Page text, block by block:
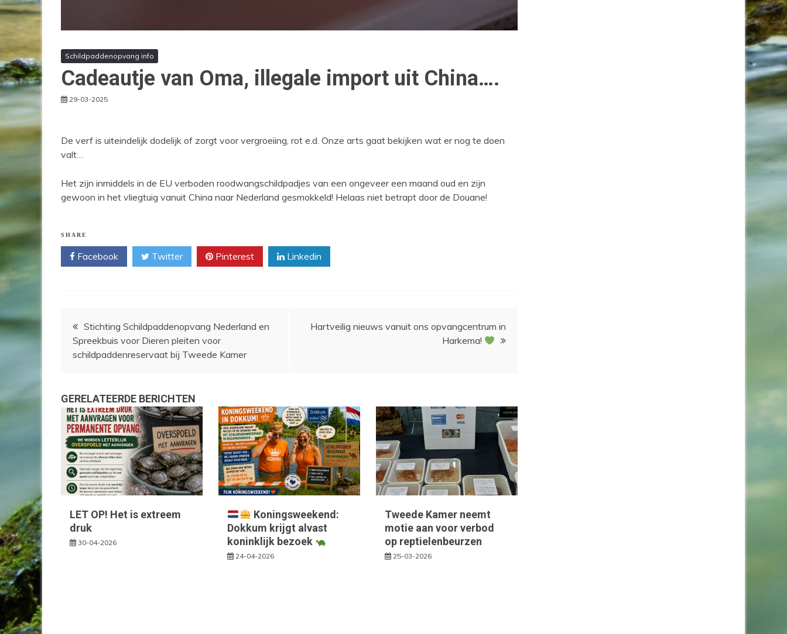
Schildpaddenopvang info
Cadeautje van Oma, illegale import uit China….
29-03-2025
De verf is uiteindelijk dodelijk of zorgt voor vergroeiing, rot e.d. Onze arts gaat bekijken wat er nog te doen
valt…
Het zijn inmiddels in de EU verboden roodwangschildpadjes van een ongeveer een maand oud en zijn
gewoon in het vliegtuig vanuit China naar Nederland gesmokkeld! Helaas niet betrapt door de Douane!
SHARE
Facebook Twitter Pinterest Linkedin
Bericht
navigatie
Stichting Schildpaddenopvang Nederland en
Spreekbuis voor Dieren pleiten voor
schildpaddenreservaat bij Tweede Kamer
Hartveilig nieuws vanuit ons opvangcentrum in
Harkema!
GERELATEERDE BERICHTEN
LET OP! Het is extreem
druk
30-04-2026
Koningsweekend:
Dokkum krijgt alvast
koninklijk bezoek
24-04-2026
Tweede Kamer neemt
motie aan voor verbod
op reptielenbeurzen
25-03-2026